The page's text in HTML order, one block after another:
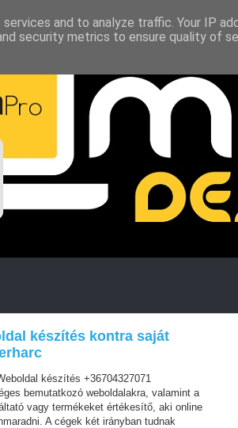
készítés kontra saját
készítés +36704327071
bemutatkozó weboldalakra, valamint a
vagy termékeket értékesítő, aki online
A cégek két irányban tudnak
and to analyze traffic. Your IP
security metrics to ensure quality of